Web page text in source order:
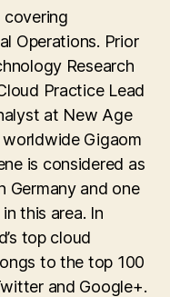
covering
Operations. Prior
Research
Practice Lead
at New Age
Gigaom
is considered as
Germany and one
this area. In
top cloud
to the top 100
and Google+.